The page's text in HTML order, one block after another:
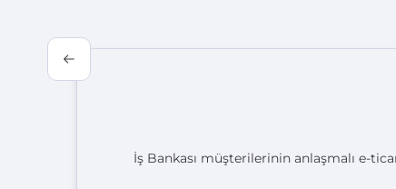
İş Bankası müşterilerinin anlaşmalı e-